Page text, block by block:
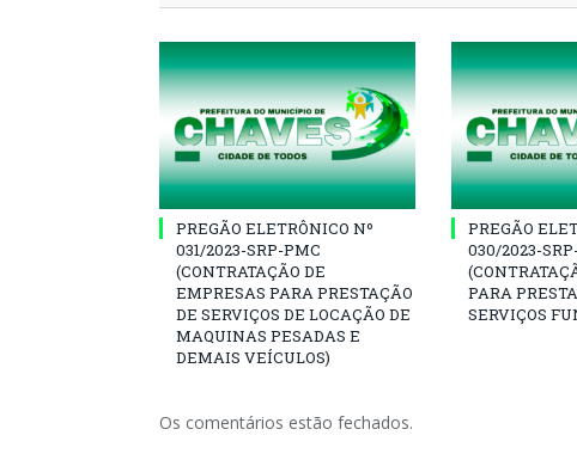
PREGÃO ELETRÔNICO Nº
031/2023-SRP-PMC
(CONTRATAÇÃO DE
EMPRESAS PARA PRESTAÇÃO
DE SERVIÇOS DE LOCAÇÃO DE
MAQUINAS PESADAS E
DEMAIS VEÍCULOS)
PREGÃO
030/2023-
PARA
SERVIÇOS
Os comentários estão fechados.